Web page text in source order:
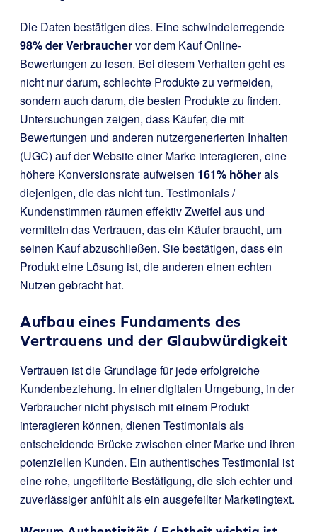
Die Daten bestätigen dies. Eine schwindelerregende
98% der Verbrauchervor dem Kauf Online-
Bewertungen zu lesen. Bei diesem Verhalten geht es
nicht nur darum, schlechte Produkte zu vermeiden,
sondern auch darum, die besten Produkte zu finden.
Untersuchungen zeigen, dass Käufer, die mit
Bewertungen und anderen nutzergenerierten Inhalten
(UGC) auf der Website einer Marke interagieren, eine
höhere Konversionsrate aufweisen 161% höherals
diejenigen, die das nicht tun. Testimonials /
Kundenstimmen räumen effektiv Zweifel aus und
vermitteln das Vertrauen, das ein Käufer braucht, um
seinen Kauf abzuschließen. Sie bestätigen, dass ein
Produkt eine Lösung ist, die anderen einen echten
Nutzen gebracht hat.
Aufbau eines Fundaments des
Vertrauens und der Glaubwürdigkeit
Vertrauen ist die Grundlage für jede erfolgreiche
Kundenbeziehung. In einer digitalen Umgebung, in der
Verbraucher nicht physisch mit einem Produkt
interagieren können, dienen Testimonials als
entscheidende Brücke zwischen einer Marke und ihren
potenziellen Kunden. Ein authentisches Testimonial ist
eine rohe, ungefilterte Bestätigung, die sich echter und
zuverlässiger anfühlt als ein ausgefeilter Marketingtext.